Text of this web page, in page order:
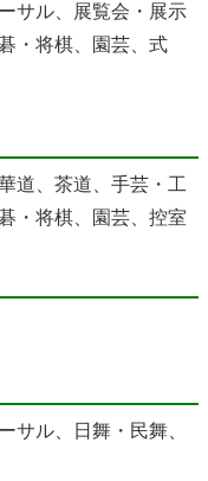
サル、展覧会・展示
・将棋、園芸、式
道、茶道、手芸・工
・将棋、園芸、控室
サル、日舞・民舞、